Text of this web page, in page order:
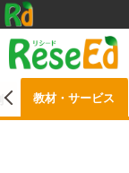
教材・サービス